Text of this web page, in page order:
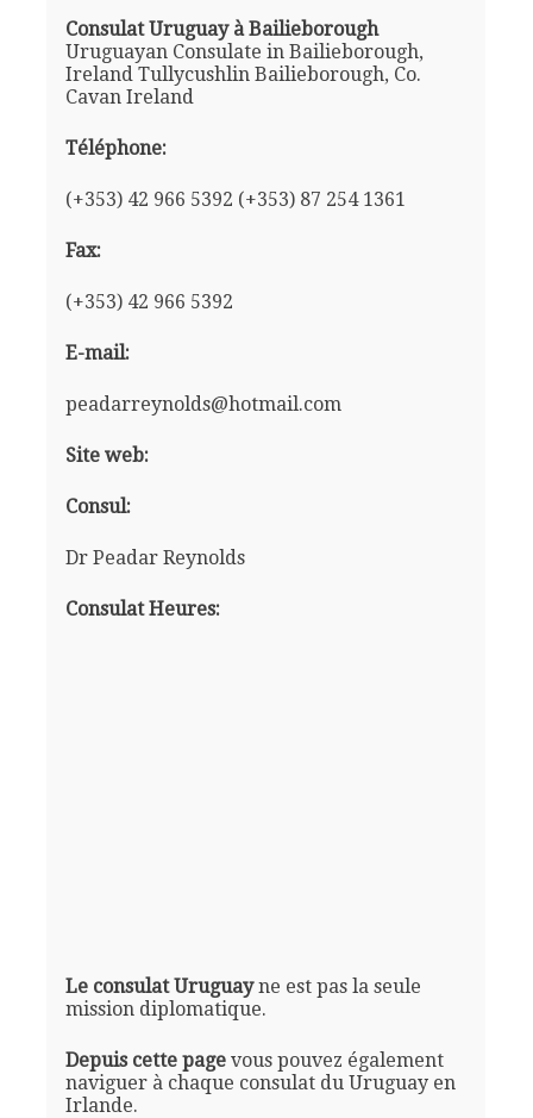
Consulat Uruguay à Bailieborough
Uruguayan Consulate in Bailieborough,
Ireland Tullycushlin Bailieborough, Co.
Cavan Ireland
Téléphone:
(+353) 42 966 5392 (+353) 87 254 1361
Fax:
(+353) 42 966 5392
E-mail:
peadarreynolds@hotmail.com
Site web:
Consul:
Dr Peadar Reynolds
Consulat Heures:
Le consulat Uruguayne est pas la seule
mission diplomatique.
Depuis cette pagevous pouvez également
naviguer à chaque consulat du Uruguay en
Irlande.